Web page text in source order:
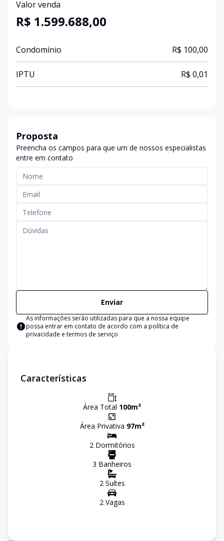
Valor venda
R$ 1.599.688,00
Condomínio R$ 100,00
IPTU R$ 0,01
Proposta
Preencha os campos para que um de nossos especialistas
entre em contato
Enviar
As informações serão utilizadas para que a nossa equipe
possa entrar em contato de acordo com a política de
privacidade e termos de serviço
Características
Área Total 100m²
Área Privativa 97m²
2Dormitórios
3 Banheiros
2Suítes
2Vagas